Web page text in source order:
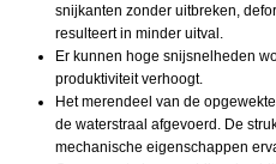
snijkanten zonder uitbreken,
resulteert in minder uitval.
Er kunnen hoge snijsnelheden
produktiviteit verhoogt.
Het merendeel van de
de waterstraal afgevoerd. De
mechanische eigenschappen